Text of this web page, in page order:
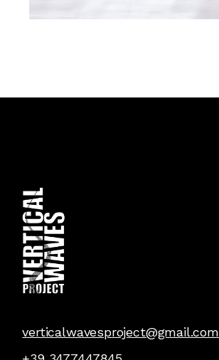
verticalwavesproject@gmail.com